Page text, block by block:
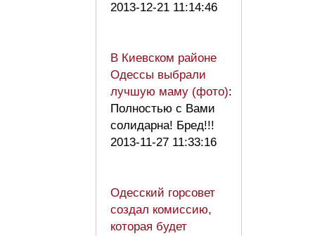
2013-12-21 11:14:46
В Киевском районе
Одессы выбрали
лучшую маму (фото):
Полностью с Вами
солидарна! Бред!!!
2013-11-27 11:33:16
Одесский горсовет
создал комиссию,
которая будет